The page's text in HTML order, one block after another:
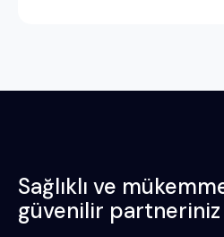
Sağlıklı ve
güvenilir partneriniz